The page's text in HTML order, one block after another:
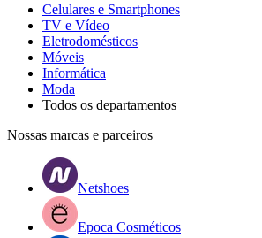
Celulares e Smartphones
TV e Vídeo
Eletrodomésticos
Móveis
Informática
Moda
Todos os departamentos
Nossas marcas e parceiros
Netshoes
Epoca Cosméticos